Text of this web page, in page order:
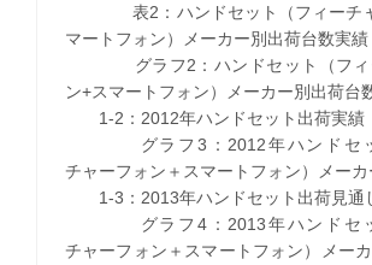
表2：ハンドセット（フィーチャ
マートフォン）メーカー別出荷台数実績
グラフ2：ハンドセット（フィ
ン+スマートフォン）メーカー別出荷台
1-2：2012年ハンドセット出荷実績
グラフ3：2012年ハンドセッ
チャーフォン＋スマートフォン）メーカ
1-3：2013年ハンドセット出荷見通
グラフ4：2013年ハンドセッ
チャーフォン＋スマートフォン）メー